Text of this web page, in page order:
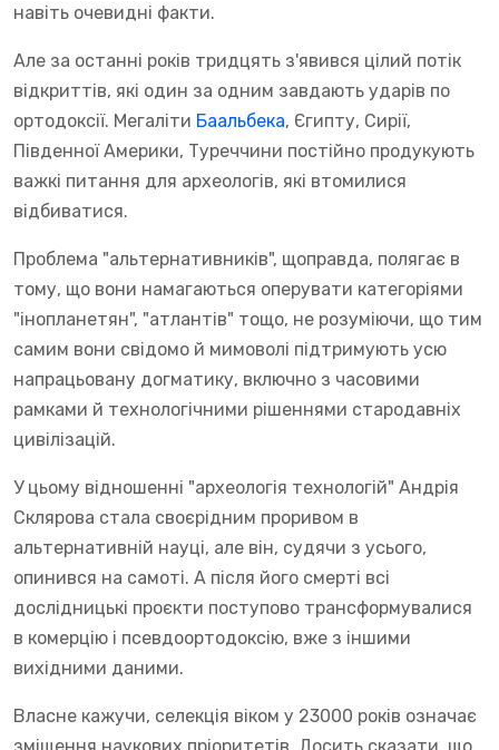
навіть очевидні факти.
Але за останні років тридцять з'явився цілий потік
відкриттів, які один за одним завдають ударів по
ортодоксії. Мегаліти Баальбека, Єгипту, Сирії,
Південної Америки, Туреччини постійно продукують
важкі питання для археологів, які втомилися
відбиватися.
Проблема "альтернативників", щоправда, полягає в
тому, що вони намагаються оперувати категоріями
"інопланетян", "атлантів" тощо, не розуміючи, що тим
самим вони свідомо й мимоволі підтримують усю
напрацьовану догматику, включно з часовими
рамками й технологічними рішеннями стародавніх
цивілізацій.
У цьому відношенні "археологія технологій" Андрія
Склярова стала своєрідним проривом в
альтернативній науці, але він, судячи з усього,
опинився на самоті. А після його смерті всі
дослідницькі проєкти поступово трансформувалися
в комерцію і псевдоортодоксію, вже з іншими
вихідними даними.
Власне кажучи, селекція віком у 23000 років означає